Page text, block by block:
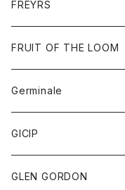
Tシャツ
ボトム
アクセサリー
バッグ
FREYRS
サングラス
FRUIT OF THE LOOM
アウター
パーカー
グッズ
ネクタイ
トップス
Germinale
靴
サンダル
GICIP
トップス
GLEN GORDON